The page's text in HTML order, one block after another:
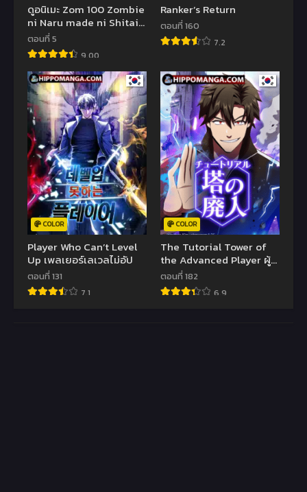
ดูอนิเมะ Zom 100 Zombie
ni Naru made ni Shitai
100 no Koto สิ่งที่อยากทำ
ก่อนจะกลายเป็นซอมบี้
ตอนที่ 5
9.00
Ranker’s Return
ตอนที่ 160
7.2
COLOR
Player Who Can’t Level
Up เพลเยอร์เลเวลไม่อัป
ตอนที่ 131
7.1
COLOR
The Tutorial Tower of
the Advanced Player ผู้
เล่นขั้นเทพแห่งหอคอย
ฝึกสอน
ตอนที่ 182
6.9